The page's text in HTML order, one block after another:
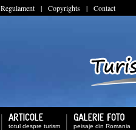
Regulament | Copyrights | Contact
totul despre turism peisaje din Romania